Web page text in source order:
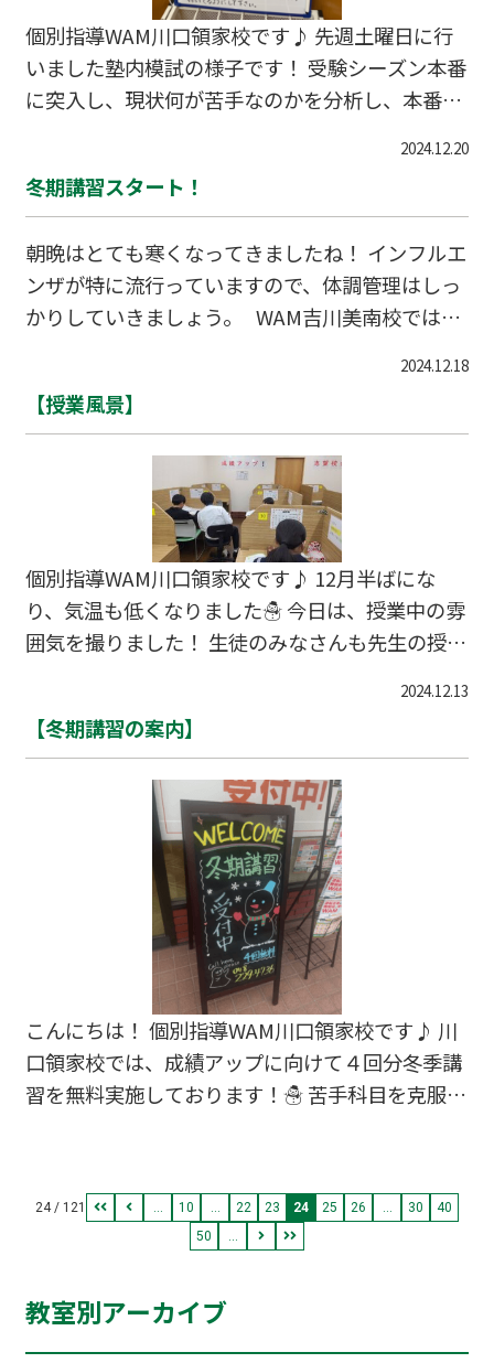
個別指導WAM川口領家校です♪ 先週土曜日に行
いました塾内模試の様子です！ 受験シーズン本番
に突入し、現状何が苦手なのかを分析し、本番ま
塾外の生徒も受付が可能なので是非お気軽に相談
を下さい！！ 【試験スケジュール】
2024.12.20
冬期講習スタート！
朝晩はとても寒くなってきましたね！ インフルエ
ンザが特に流行っていますので、体調管理はしっ
かりしていきましょう。 WAM吉川美南校では、
受験生は最後の追い込み！ 特に理科・社会は、ま
だまだ覚えることがたくさんあると思いますの
習では、一問一答問題集を活用した、ミニチェッ
クテスト等も行っていきます。 その他の生徒さ
んは、短い冬休みですが、苦手なところの総復習
をしっかりやっておきましょう。 寒さに負けず、
この冬を乗り切っていきましょう！
2024.12.18
【授業風景】
個別指導WAM川口領家校です♪ 12月半ばにな
り、気温も低くなりました☃️ 今日は、授業中の雰
囲気を撮りました！ 生徒のみなさんも先生の授業
2024.12.13
【冬期講習の案内】
こんにちは！ 個別指導WAM川口領家校です♪ 川
口領家校では、成績アップに向けて４回分冬季講
習を無料実施しております！☃️ 苦手科目を克服し
24 / 121 ... 10 ... 22 23 24 25 26 ... 30
40
50
...
教室別アーカイブ